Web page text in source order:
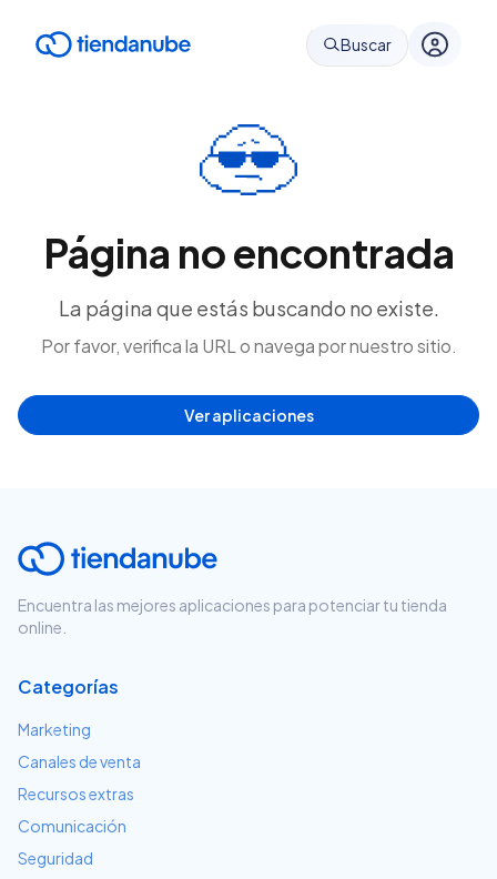
Buscar
Página no encontrada
La página que estás buscando no existe.
Por favor, verifica la URL o navega por nuestro sitio.
Ver aplicaciones
Encuentra las mejores aplicaciones para potenciar tu tienda
online.
Categorías
Marketing
Canales de venta
Recursos extras
Comunicación
Seguridad